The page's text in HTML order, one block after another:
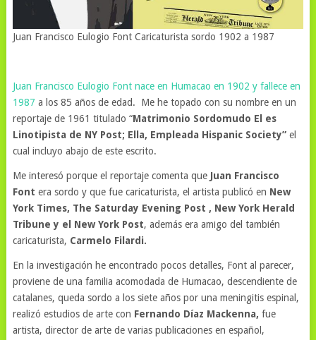
Juan Francisco Eulogio Font Caricaturista sordo 1902 a 1987
Juan Francisco Eulogio Font nace en Humacao en 1902 y fallece en
1987 a los 85 años de edad. Me he topado con su nombre en un
reportaje de 1961 titulado “Matrimonio Sordomudo El es
Linotipista de NY Post; Ella, Empleada Hispanic Society”el
cual incluyo abajo de este escrito.
Me interesó porque el reportaje comenta que Juan Francisco
Font era sordo y que fue caricaturista, el artista publicó en New
York Times, The Saturday Evening Post , New York Herald
Tribune y el New York Post, además era amigo del también
caricaturista, Carmelo Filardi.
En la investigación he encontrado pocos detalles, Font al parecer,
proviene de una familia acomodada de Humacao, descendiente de
catalanes, queda sordo a los siete años por una meningitis espinal,
realizó estudios de arte con Fernando Díaz Mackenna, fue
artista, director de arte de varias publicaciones en español,